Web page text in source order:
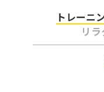
トレーニ
リ